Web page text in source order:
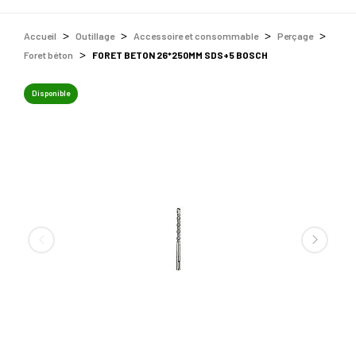
Accueil Outillage Accessoire et consommable
Perçage
Foret béton
FORET BETON 26*250MM SDS+5 BOSCH
Disponible